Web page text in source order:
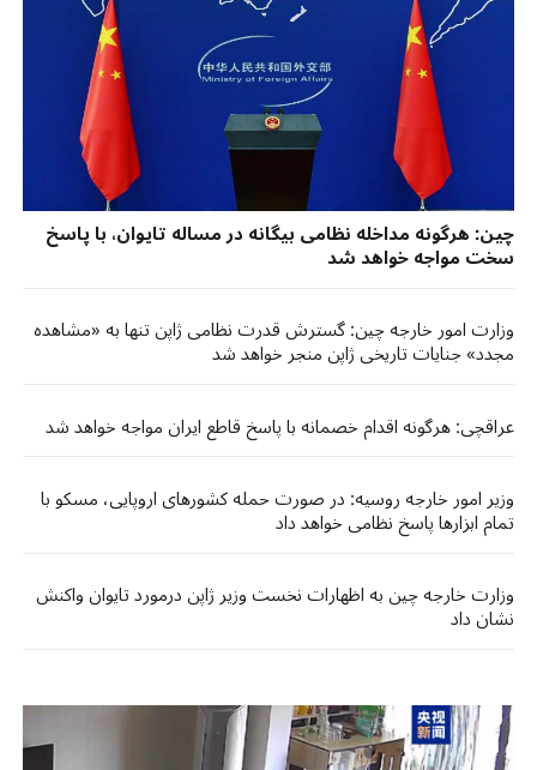
چین: هرگونه مداخله نظامی بیگانه در مساله تایوان، با پاسخ
سخت مواجه خواهد شد
وزارت امور خارجه چین: گسترش قدرت نظامی ژاپن تنها به «مشاهده
مجدد» جنایات تاریخی ژاپن منجر خواهد شد
عراقچی: هرگونه اقدام خصمانه با پاسخ قاطع ایران مواجه خواهد شد
وزیر امور خارجه روسیه: در صورت حمله کشورهای اروپایی، مسکو با
تمام ابزارها پاسخ نظامی خواهد داد
وزارت خارجه چین به اظهارات نخست وزیر ژاپن درمورد تایوان واکنش
نشان داد